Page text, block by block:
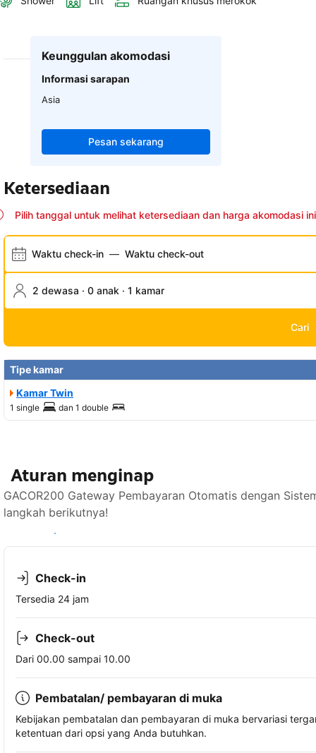
Keunggulan akomodasi
Informasi sarapan
Asia
Pesan sekarang
Ketersediaan
Pilih tanggal untuk melihat ketersediaan dan harga akomodasi ini
Waktu check-in — Waktu check-out
2 dewasa · 0 anak · 1 kamar
Cari
Tipe kamar
Kamar Twin
1 single dan 1 double
Aturan menginap
GACOR200 Gateway Pembayaran Otomatis dengan
langkah berikutnya!
Lihat ketersediaan
Check-in
Tersedia 24 jam
Check-out
Dari 00.00 sampai 10.00
Pembatalan/ pembayaran di muka
Kebijakan pembatalan dan pembayaran di muka bervariasi
ketentuan dari opsi yang Anda butuhkan.